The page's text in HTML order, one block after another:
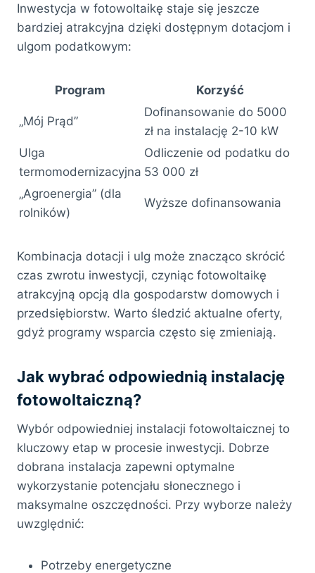
Inwestycja w fotowoltaikę staje się jeszcze
bardziej atrakcyjna dzięki dostępnym dotacjom i
ulgom podatkowym:
Program Korzyść
„Mój Prąd”
Dofinansowanie do 5000
zł na instalację 2-10 kW
Ulga
termomodernizacyjna
Odliczenie od podatku do
53 000 zł
„Agroenergia” (dla
rolników)
Wyższe dofinansowania
Kombinacja dotacji i ulg może znacząco skrócić
czas zwrotu inwestycji, czyniąc fotowoltaikę
atrakcyjną opcją dla gospodarstw domowych i
przedsiębiorstw. Warto śledzić aktualne oferty,
gdyż programy wsparcia często się zmieniają.
Jak wybrać odpowiednią instalację
fotowoltaiczną?
Wybór odpowiedniej instalacji fotowoltaicznej to
kluczowy etap w procesie inwestycji. Dobrze
dobrana instalacja zapewni optymalne
wykorzystanie potencjału słonecznego i
maksymalne oszczędności. Przy wyborze należy
uwzględnić:
Potrzeby energetyczne